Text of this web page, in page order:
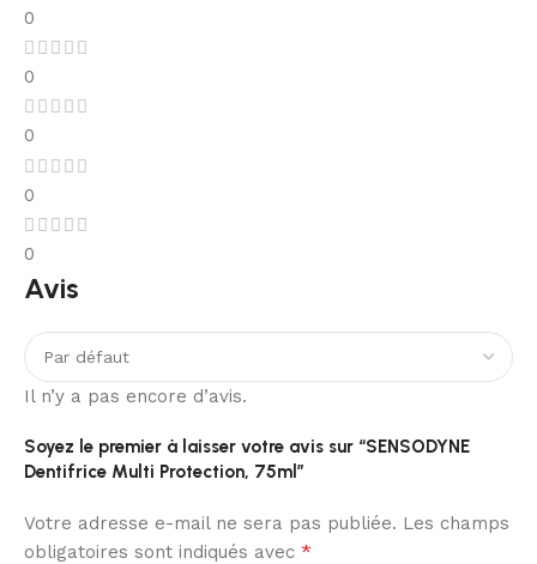
0
0
0
0
0
Avis
Il n’y a pas encore d’avis.
Soyez le premier à laisser votre avis sur “SENSODYNE
Dentifrice Multi Protection, 75ml”
Votre adresse e-mail ne sera pas publiée. Les champs
obligatoires sont indiqués avec *